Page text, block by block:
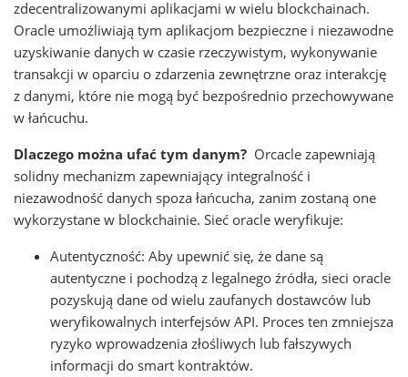
zdecentralizowanymi aplikacjami w wielu blockchainach.
Oracle umożliwiają tym aplikacjom bezpieczne i niezawodne
uzyskiwanie danych w czasie rzeczywistym, wykonywanie
transakcji w oparciu o zdarzenia zewnętrzne oraz interakcję
z danymi, które nie mogą być bezpośrednio przechowywane
w łańcuchu.
Dlaczego można ufać tym danym? Orcacle zapewniają
solidny mechanizm zapewniający integralność i
niezawodność danych spoza łańcucha, zanim zostaną one
wykorzystane w blockchainie. Sieć oracle weryfikuje:
Autentyczność: Aby upewnić się, że dane są
autentyczne i pochodzą z legalnego źródła, sieci oracle
pozyskują dane od wielu zaufanych dostawców lub
weryfikowalnych interfejsów API. Proces ten zmniejsza
ryzyko wprowadzenia złośliwych lub fałszywych
informacji do smart kontraktów.